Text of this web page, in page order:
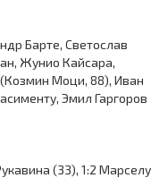
Барте, Светослав
Жунио Кайсара,
Моци, 88), Иван
Эмил Гаргоров
(33), 1:2 Марселу